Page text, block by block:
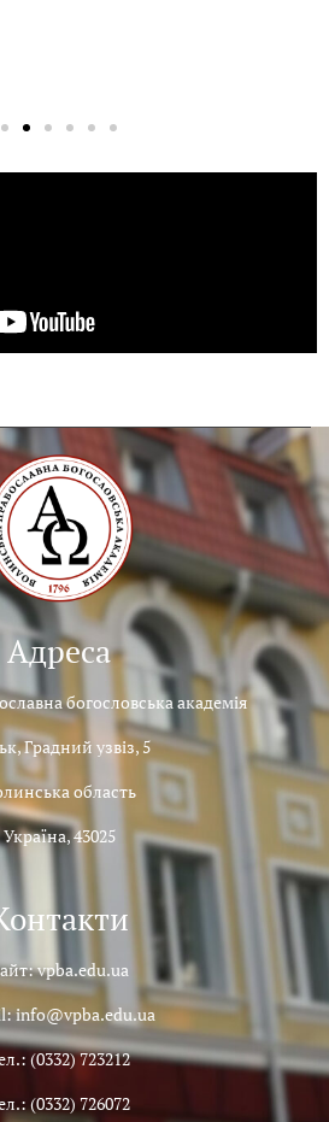
Адреса
богословська академія
Градний узвіз, 5
область
Україна, 43025
vpba.edu.ua
info@vpba.edu.ua
(0332) 723212
(0332) 726072